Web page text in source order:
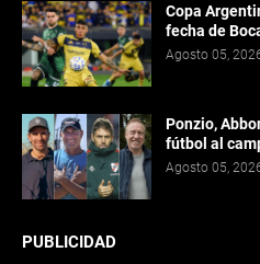
Copa
fecha de
Agosto 05,
Ponzio,
fútbol al
Agosto 05,
PUBLICIDAD